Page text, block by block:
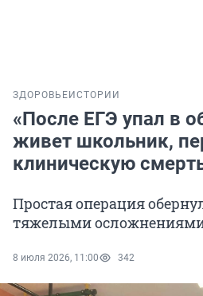
ЗДОРОВЬЕ ИСТОРИИ
«После ЕГЭ упал в
живет школьник,
клиническую
Простая операция
тяжелыми
8 июля 2026, 11:00 342